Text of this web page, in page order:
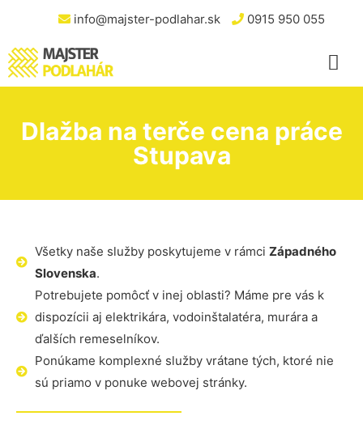
info@majster-podlahar.sk 0915 950 055
Dlažba na terče cena práce
Stupava
Všetky naše služby poskytujeme v rámci Západného
Slovenska.
Potrebujete pomôcť v inej oblasti? Máme pre vás k
dispozícii aj elektrikára, vodoinštalatéra, murára a
ďalších remeselníkov.
Ponúkame komplexné služby vrátane tých, ktoré nie
sú priamo v ponuke webovej stránky.